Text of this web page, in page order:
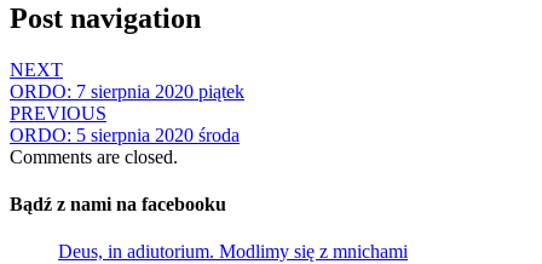
Post navigation
NEXT
ORDO: 7 sierpnia 2020 piątek
PREVIOUS
ORDO: 5 sierpnia 2020 środa
Comments are closed.
Bądź z nami na facebooku
Deus, in adiutorium. Modlimy się z mnichami